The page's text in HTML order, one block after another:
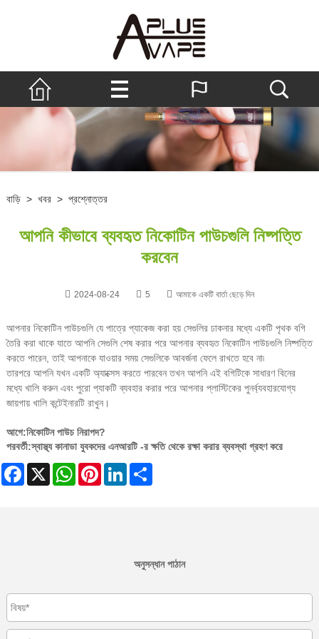
বাড়ি > খবর > প্রশ্নোত্তর
আপনি কীভাবে ব্যবহৃত নিকোটিন পাউচগুলি নিষ্পত্তি
করবেন
2024-08-24 5 আমাকে একটি বার্তা ছেড়ে দিন
আপনার নিকোটিন পাউচগুলি যে পাত্রে প্যাকেজ করা হয় সেগুলির ঢাকনার মধ্যে একটি পৃথক বগি
তৈরি করা থাকে যাতে আপনি সেগুলি শেষ করার পরে আপনার ব্যবহৃত নিকোটিন পাউচগুলি নিষ্পত্তি
করতে পারেন, তাই আপনাকে যাওয়ার সময় সেগুলিকে আবর্জনা ফেলে রাখতে হবে না৷
তারপরে আপনি যখন একটি অ্যাক্সেস করতে পারবেন তখন আপনি এই বগিটিকে সাধারণ বিনের
মধ্যে খালি করুন এবং পুরো প্যাকটি ব্যবহার করার পরে আপনার প্লাস্টিকের পুনর্ব্যবহারযোগ্য
জায়গায় খালি কন্টেইনারটি রাখুন।
আগে:নিকোটিন পাউচ নিরাপদ?
পরবর্তী:স্বাস্থ্য কানাডা যুবকদের এনআরটি -র ক্ষতি থেকে রক্ষা করার ব্যবস্থা গ্রহণ করে
Facebook WhatsAppPinterestLinkedIn
অনুসন্ধান পাঠান